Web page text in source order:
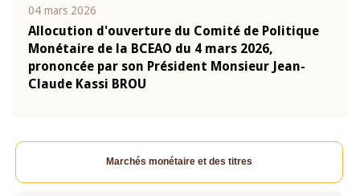
04 mars 2026
Allocution d'ouverture du Comité de Politique
Monétaire de la BCEAO du 4 mars 2026,
prononcée par son Président Monsieur Jean-
Claude Kassi BROU
Marchés monétaire et des titres